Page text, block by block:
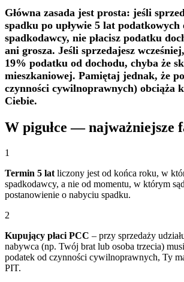
Główna zasada jest prosta: jeśli
spadku po upływie 5 lat podatkowych
spadkodawcy, nie płacisz podatku
ani grosza. Jeśli sprzedajesz
19% podatku od dochodu, chyba że
mieszkaniowej. Pamiętaj jednak, że
czynności cywilnoprawnych) obciąża
Ciebie.
W pigułce — najważniejsze
1
Termin 5 lat liczony jest od końca roku, w
spadkodawcy, a nie od momentu, w którym
postanowienie o nabyciu spadku.
2
Kupujący płaci PCC – przy sprzedaży
nabywca (np. Twój brat lub osoba trzecia)
podatek od czynności cywilnoprawnych, Ty
PIT.